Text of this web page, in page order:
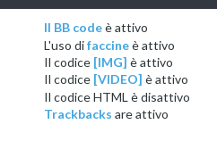
Il BB codeèattivo
L'uso difaccineèattivo
Il codice [IMG] èattivo
Il codice [VIDEO] èattivo
Il codice HTML èdisattivo
Trackbacks areattivo